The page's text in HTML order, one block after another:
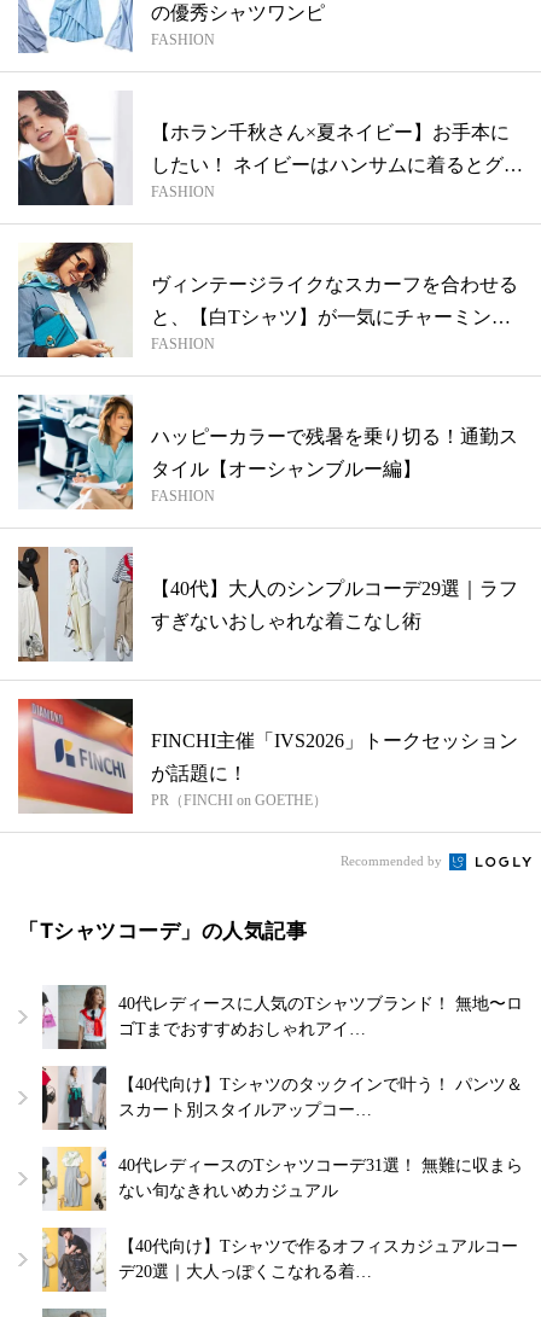
の優秀シャツワンピ
FASHION
【ホラン千秋さん×夏ネイビー】お手本に
したい！ ネイビーはハンサムに着るとグッ
と...
FASHION
ヴィンテージライクなスカーフを合わせる
と、【白Tシャツ】が一気にチャーミング
に
FASHION
ハッピーカラーで残暑を乗り切る！通勤ス
タイル【オーシャンブルー編】
FASHION
【40代】大人のシンプルコーデ29選｜ラフ
すぎないおしゃれな着こなし術
FINCHI主催「IVS2026」トークセッション
が話題に！
PR（FINCHI on GOETHE）
Recommended by
「Tシャツコーデ」の人気記事
40代レディースに人気のTシャツブランド！ 無地〜ロ
ゴTまでおすすめおしゃれアイ…
【40代向け】Tシャツのタックインで叶う！ パンツ＆
スカート別スタイルアップコー…
40代レディースのTシャツコーデ31選！ 無難に収まら
ない旬なきれいめカジュアル
【40代向け】Tシャツで作るオフィスカジュアルコー
デ20選｜大人っぽくこなれる着…